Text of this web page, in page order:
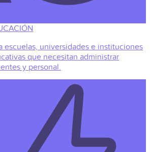
escuelas, universidades e instituciones
que necesitan administrar
y personal.